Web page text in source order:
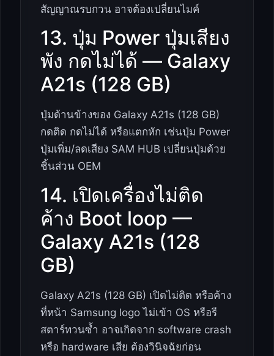
สัญญาณรบกวน อาจต้องเปลี่ยนไมค์
13. ปุ่ม Power ปุ่มเสียง
พัง กดไม่ได้ — Galaxy
A21s (128 GB)
ปุ่มด้านข้างของ Galaxy A21s (128 GB)
กดติด กดไม่ได้ หรือแตกหัก เช่นปุ่ม Power
ปุ่มเพิ่ม/ลดเสียง SAM HUB เปลี่ยนปุ่มด้วย
ชิ้นส่วน OEM
14. เปิดเครื่องไม่ติด
ค้าง Boot loop —
Galaxy A21s (128
GB)
Galaxy A21s (128 GB) เปิดไม่ติด หรือค้าง
ที่หน้า Samsung logo ไม่เข้า OS หรือรี
สตาร์ทวนซ้ำ อาจเกิดจาก software crash
หรือ hardware เสีย ต้องวินิจฉัยก่อน